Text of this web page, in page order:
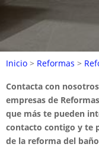
Inicio > Reformas >
Contacta con
empresas de
que más te pueden
contacto contigo y te
de la reforma del